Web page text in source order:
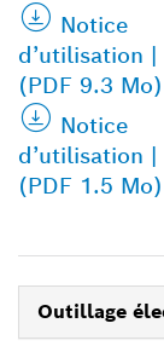
Notice
d’utilisation |
(PDF 9.3 Mo)
Notice
d’utilisation |
(PDF 1.5 Mo)
Outillage